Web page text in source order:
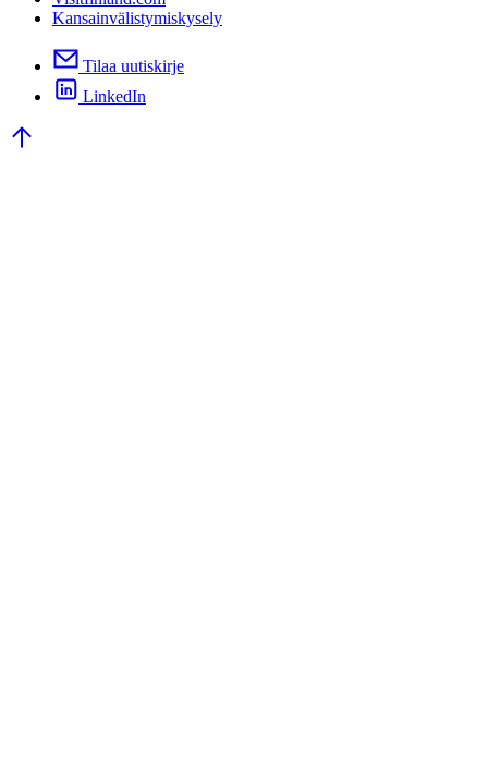
Kansainvälistymiskysely
Tilaa uutiskirje
LinkedIn